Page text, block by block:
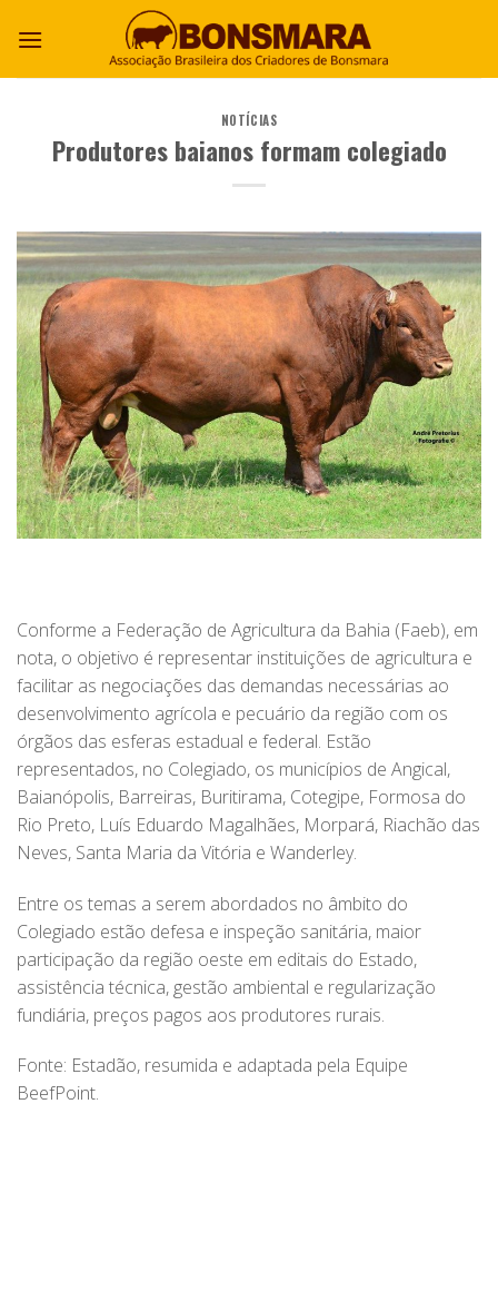
NOTÍCIAS
Produtores baianos formam colegiado
Conforme a Federação de Agricultura da Bahia (Faeb), em
nota, o objetivo é representar instituições de agricultura e
facilitar as negociações das demandas necessárias ao
desenvolvimento agrícola e pecuário da região com os
órgãos das esferas estadual e federal. Estão
representados, no Colegiado, os municípios de Angical,
Baianópolis, Barreiras, Buritirama, Cotegipe, Formosa do
Rio Preto, Luís Eduardo Magalhães, Morpará, Riachão das
Neves, Santa Maria da Vitória e Wanderley.
Entre os temas a serem abordados no âmbito do
Colegiado estão defesa e inspeção sanitária, maior
participação da região oeste em editais do Estado,
assistência técnica, gestão ambiental e regularização
fundiária, preços pagos aos produtores rurais.
Fonte: Estadão, resumida e adaptada pela Equipe
BeefPoint.